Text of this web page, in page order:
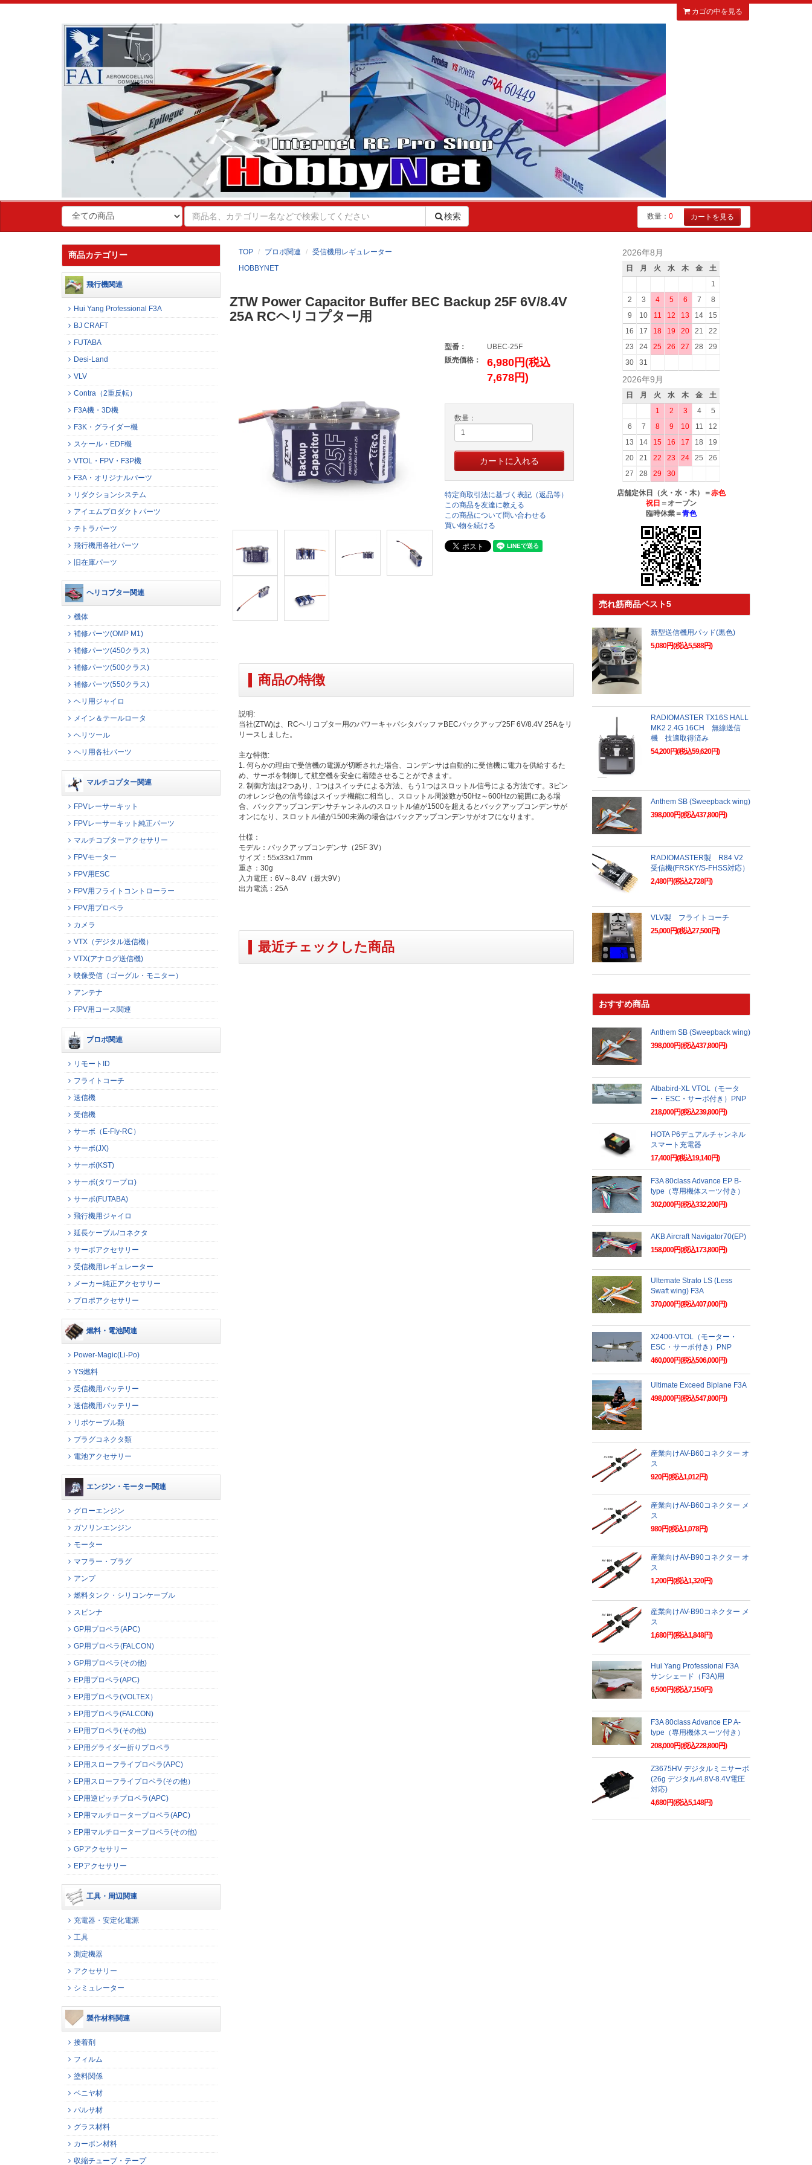
カゴの中を見る
検索 数量： 0 カートを見る
TOP プロポ関連
受信機用レギュレーター
HOBBYNET
ZTW Power Capacitor Buffer BEC Backup 25F 6V/8.4V
25A RCヘリコプター用
型番：
UBEC-25F
販売価格：
6,980円(税込
7,678円)
数量：
特定商取引法に基づく表記（返品等）
この商品を友達に教える
この商品について問い合わせる
買い物を続ける
商品の特徴
説明:
当社(ZTW)は、RCヘリコプター用のパワーキャパシタバッファBECバックアップ25F 6V/8.4V 25Aをリ
リースしました。
主な特徴:
1. 何らかの理由で受信機の電源が切断された場合、コンデンサは自動的に受信機に電力を供給するた
め、サーボを制御して航空機を安全に着陸させることができます。
2. 制御方法は2つあり、1つはスイッチによる方法、もう1つはスロットル信号による方法です。3ピン
のオレンジ色の信号線はスイッチ機能に相当し、スロットル周波数が50Hz～600Hzの範囲にある場
合、バックアップコンデンサチャンネルのスロットル値が1500を超えるとバックアップコンデンサが
オンになり、スロットル値が1500未満の場合はバックアップコンデンサがオフになります。
仕様：
モデル：バックアップコンデンサ（25F 3V）
サイズ：55x33x17mm
重さ：30g
入力電圧：6V～8.4V（最大9V）
出力電流：25A
最近チェックした商品
商品カテゴリー
飛行機関連
Hui Yang Professional F3A
BJ CRAFT
FUTABA
Desi-Land
VLV
Contra（2重反転）
F3A機・3D機
F3K・グライダー機
スケール・EDF機
VTOL・FPV・F3P機
F3A・オリジナルパーツ
リダクションシステム
アイエムプロダクトパーツ
テトラパーツ
飛行機用各社パーツ
旧在庫パーツ
ヘリコプター関連
機体
補修パーツ(OMP M1)
補修パーツ(450クラス)
補修パーツ(500クラス)
補修パーツ(550クラス)
ヘリ用ジャイロ
メイン＆テールロータ
ヘリツール
ヘリ用各社パーツ
マルチコプター関連
FPVレーサーキット
FPVレーサーキット純正パーツ
マルチコプターアクセサリー
FPVモーター
FPV用ESC
FPV用フライトコントローラー
FPV用プロペラ
カメラ
VTX（デジタル送信機）
VTX(アナログ送信機)
映像受信（ゴーグル・モニター）
アンテナ
FPV用コース関連
プロポ関連
リモートID
フライトコーチ
送信機
受信機
サーボ（E-Fly-RC）
サーボ(JX)
サーボ(KST)
サーボ(タワープロ)
サーボ(FUTABA)
飛行機用ジャイロ
延長ケーブル/コネクタ
サーボアクセサリー
受信機用レギュレーター
メーカー純正アクセサリー
プロポアクセサリー
燃料・電池関連
Power-Magic(Li-Po)
YS燃料
受信機用バッテリー
送信機用バッテリー
リポケーブル類
プラグコネクタ類
電池アクセサリー
エンジン・モーター関連
グローエンジン
ガソリンエンジン
モーター
マフラー・プラグ
アンプ
燃料タンク・シリコンケーブル
スピンナ
GP用プロペラ(APC)
GP用プロペラ(FALCON)
GP用プロペラ(その他)
EP用プロペラ(APC)
EP用プロペラ(VOLTEX）
EP用プロペラ(FALCON)
EP用プロペラ(その他)
EP用グライダー折りプロペラ
EP用スローフライプロペラ(APC)
EP用スローフライプロペラ(その他）
EP用逆ピッチプロペラ(APC)
EP用マルチロータープロペラ(APC)
EP用マルチロータープロペラ(その他)
GPアクセサリー
EPアクセサリー
工具・周辺関連
充電器・安定化電源
工具
測定機器
アクセサリー
シミュレーター
製作材料関連
接着剤
フィルム
塗料関係
ベニヤ材
バルサ材
グラス材料
カーボン材料
収縮チューブ・テープ
2026年8月
日 月 火 水 木 金
土
1
2
3 4 5 6 7
8
9
10 11 12 13 14
15
16
17 18 19 20 21
22
23
24 25 26 27 28
29
30
31
2026年9月
日 月 火 水 木 金
土
1
2 3 4
5
6
7 8 9 10 11
12
13
14 15 16 17 18
19
20
21 22 23 24 25
26
27
28 29 30
店舗定休日（火・水・木）＝赤色
祝日 ＝オープン
臨時休業＝青色
売れ筋商品ベスト5
新型送信機用パッド(黒色)
5,080円(税込5,588円)
RADIOMASTER TX16S HALL
MK2 2.4G 16CH 無線送信
機 技適取得済み
54,200円(税込59,620円)
Anthem SB (Sweepback wing)
398,000円(税込437,800円)
RADIOMASTER製 R84 V2
受信機(FRSKY/S-FHSS対応）
2,480円(税込2,728円)
VLV製 フライトコーチ
25,000円(税込27,500円)
おすすめ商品
Anthem SB (Sweepback wing)
398,000円(税込437,800円)
Albabird-XL VTOL（モータ
ー・ESC・サーボ付き）PNP
218,000円(税込239,800円)
HOTA P6デュアルチャンネル
スマート充電器
17,400円(税込19,140円)
F3A 80class Advance EP B-
type（専用機体スーツ付き）
302,000円(税込332,200円)
AKB Aircraft Navigator70(EP)
158,000円(税込173,800円)
Ultemate Strato LS (Less
Swaft wing) F3A
370,000円(税込407,000円)
X2400-VTOL（モーター・
ESC・サーボ付き）PNP
460,000円(税込506,000円)
Ultimate Exceed Biplane F3A
498,000円(税込547,800円)
産業向けAV-B60コネクター オ
ス
920円(税込1,012円)
産業向けAV-B60コネクター メ
ス
980円(税込1,078円)
産業向けAV-B90コネクター オ
ス
1,200円(税込1,320円)
産業向けAV-B90コネクター メ
ス
1,680円(税込1,848円)
Hui Yang Professional F3A
サンシェード（F3A)用
6,500円(税込7,150円)
F3A 80class Advance EP A-
type（専用機体スーツ付き）
208,000円(税込228,800円)
Z3675HV デジタルミニサーボ
(26g デジタル/4.8V-8.4V電圧
対応)
4,680円(税込5,148円)